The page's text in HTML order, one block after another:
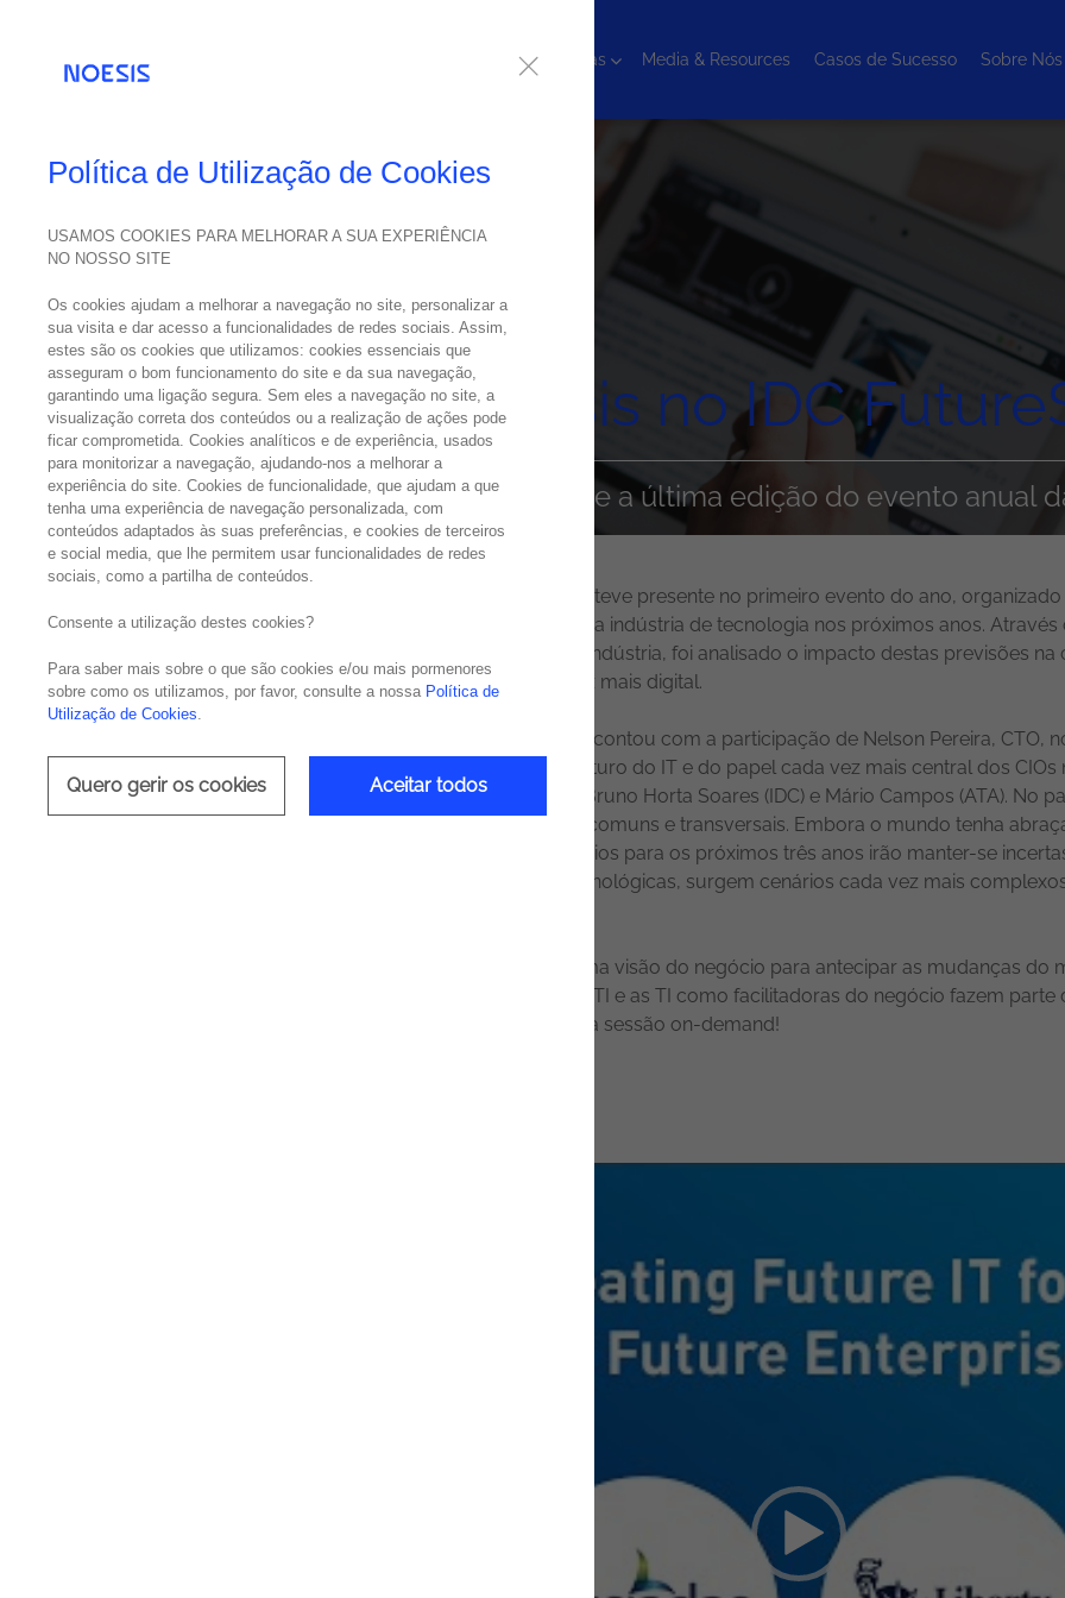
Tecnologias Media & Resources Casos de Sucesso Sobre Nós
NEWS
março
2022
Noesis no IDC
Saiba tudo sobre a última edição do evento anual
esteve presente no primeiro evento do ano,
apresentou as principais previsões que irão moldar a indústria de tecnologia nos próximos anos. Através
desde tecnologias inovadoras à transformação da indústria, foi analisado o impacto destas previsões
crescerem e competirem numa economia cada vez mais digital.
foi Platinum Premium Partner do evento e contou com a participação de Nelson Pereira, CTO,
the Future Enterprise”. Uma discussão acerca do Futuro do IT e do papel cada vez mais central dos
também com Alexandre Ramos (Liberty Seguros), Bruno Horta Soares (IDC) e Mário Campos (ATA). No
estratégias e boas práticas para enfrentar desafios comuns e transversais. Embora o mundo tenha
“digital-first”, as perspetivas económicas e de negócios para os próximos três anos irão manter-se
sociais, macroeconómicas, microeconómicas e tecnológicas, surgem cenários cada vez mais
É necessário que os CIOs tenham cada vez mais uma visão do negócio para antecipar as mudanças
necessidades da empresa. O alinhamento negócio/TI e as TI como facilitadoras do negócio fazem
e o futuro das TI será o futuro da empresa. Assista à sessão on-demand!
Política de Utilização de Cookies
USAMOS COOKIES PARA MELHORAR A SUA EXPERIÊNCIA
NO NOSSO SITE
Os cookies ajudam a melhorar a navegação no site, personalizar a
sua visita e dar acesso a funcionalidades de redes sociais. Assim,
estes são os cookies que utilizamos: cookies essenciais que
asseguram o bom funcionamento do site e da sua navegação,
garantindo uma ligação segura. Sem eles a navegação no site, a
visualização correta dos conteúdos ou a realização de ações pode
ficar comprometida. Cookies analíticos e de experiência, usados
para monitorizar a navegação, ajudando-nos a melhorar a
experiência do site. Cookies de funcionalidade, que ajudam a que
tenha uma experiência de navegação personalizada, com
conteúdos adaptados às suas preferências, e cookies de terceiros
e social media, que lhe permitem usar funcionalidades de redes
sociais, como a partilha de conteúdos.
Consente a utilização destes cookies?
Para saber mais sobre o que são cookies e/ou mais pormenores
sobre como os utilizamos, por favor, consulte a nossa Política de
Utilização de Cookies.
Quero gerir os cookies Aceitar todos